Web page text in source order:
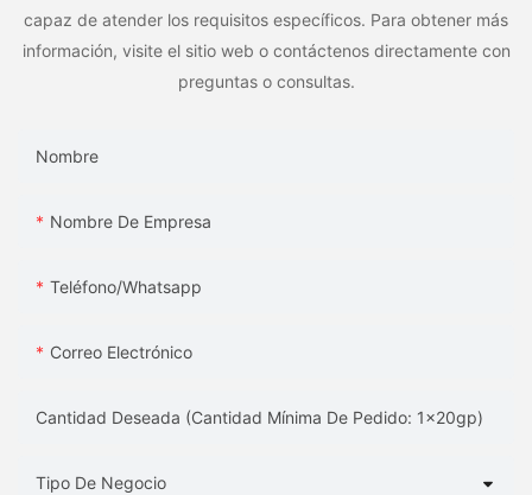
capaz de atender los requisitos específicos. Para obtener más
información, visite el sitio web o contáctenos directamente con
preguntas o consultas.
Nombre
Nombre De Empresa
Teléfono/whatsapp
Correo Electrónico
Cantidad Deseada (Cantidad Mínima De Pedido: 1x20gp)
Tipo De Negocio